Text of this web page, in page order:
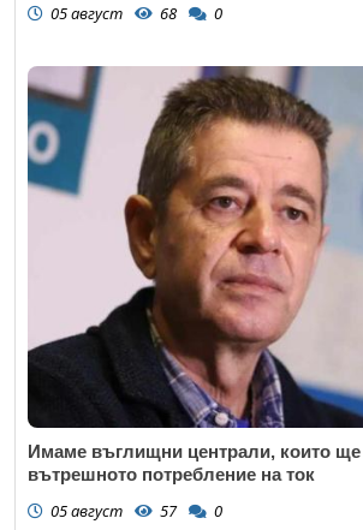
05 август 68 0
Имаме въглищни централи, които ще
вътрешното потребление на ток
05 август 57 0